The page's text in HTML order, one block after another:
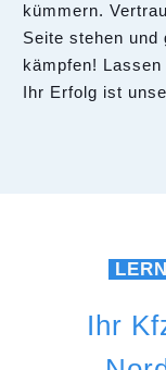
kümmern.
Seite stehen
kämpfen!
Ihr Erfolg ist
Ihr